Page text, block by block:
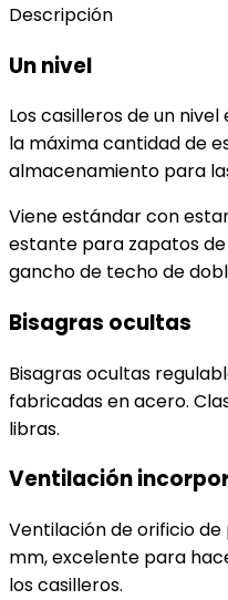
Descripción
Un nivel
Los casilleros de un
la máxima cantidad de
almacenamiento para
Viene estándar con
estante para zapatos
gancho de techo de
Bisagras ocultas
Bisagras ocultas
fabricadas en acero.
libras.
Ventilación
Ventilación de orificio
mm, excelente para
los casilleros.